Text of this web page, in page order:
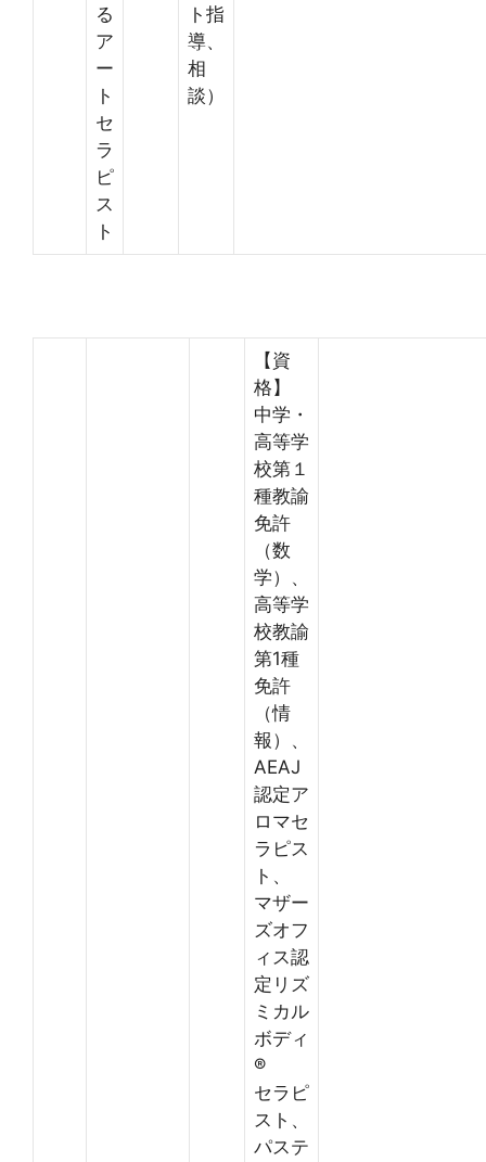
る
ア
ー
ト
セ
ラ
ピ
ス
ト
ト指
導、
相
談）
【資
格】
中学・
高等学
校第１
種教諭
免許
（数
学）、
高等学
校教諭
第1種
免許
（情
報）、
AEAJ
認定ア
ロマセ
ラピス
ト、
マザー
ズオフ
ィス認
定リズ
ミカル
ボディ
®
セラピ
スト、
パステ